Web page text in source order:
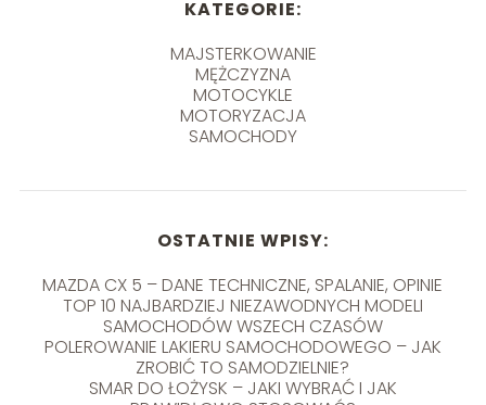
KATEGORIE:
MAJSTERKOWANIE
MĘŻCZYZNA
MOTOCYKLE
MOTORYZACJA
SAMOCHODY
OSTATNIE WPISY:
MAZDA CX 5 – DANE TECHNICZNE, SPALANIE, OPINIE
TOP 10 NAJBARDZIEJ NIEZAWODNYCH MODELI
SAMOCHODÓW WSZECH CZASÓW
POLEROWANIE LAKIERU SAMOCHODOWEGO – JAK
ZROBIĆ TO SAMODZIELNIE?
SMAR DO ŁOŻYSK – JAKI WYBRAĆ I JAK